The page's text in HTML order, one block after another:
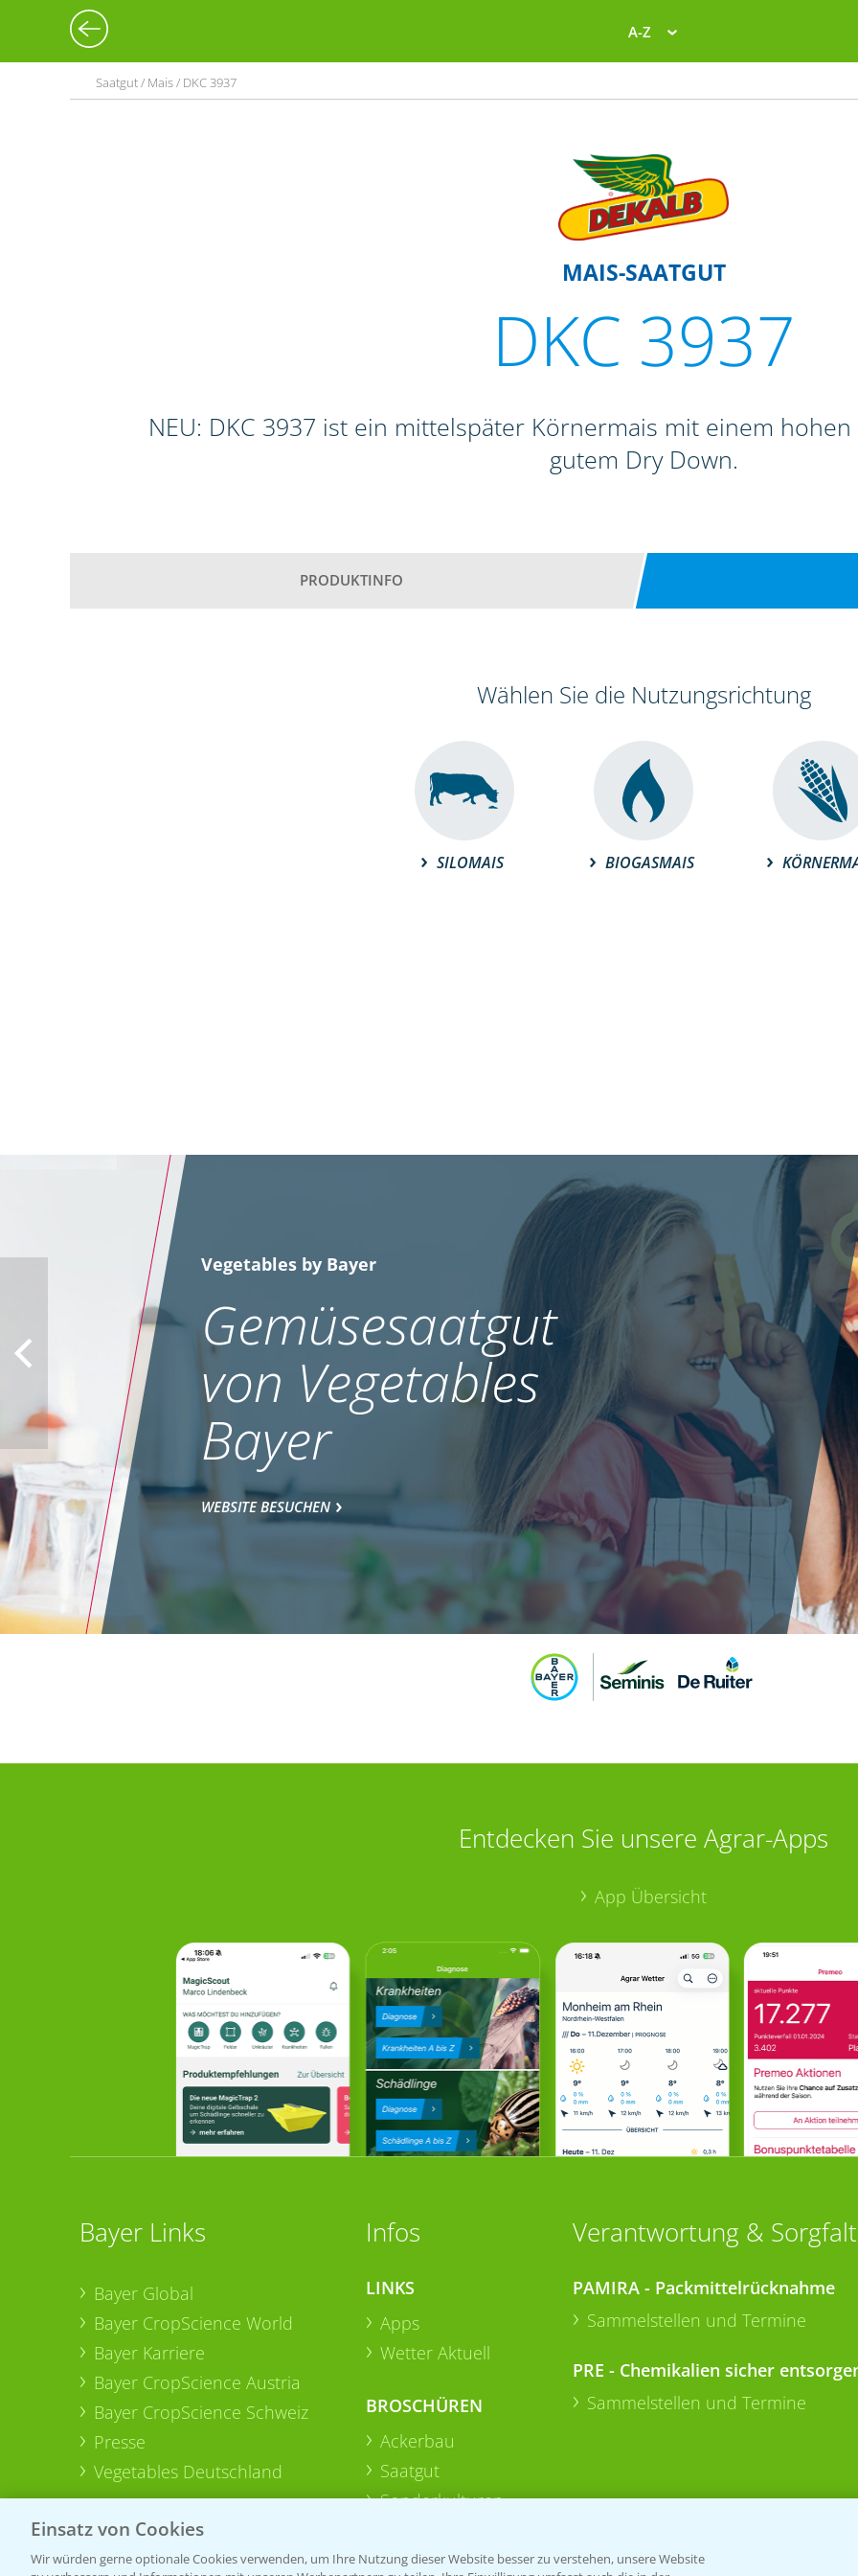
A-Z
Saatgut / Mais / DKC 3937
MAIS-SAATGUT
DKC 3937
NEU: DKC 3937 ist ein mittelspäter Körnermais mit einem
gutem Dry Down.
PRODUKTINFO
Wählen Sie die Nutzungsrichtung
SILOMAIS BIOGASMAIS
Vegetables by Bayer
Gemüsesaatgut
von Vegetables
Bayer
WEBSITE BESUCHEN
Entdecken Sie unsere Agrar-Apps
App Übersicht
Bayer Links
Bayer Global
Bayer CropScience World
Bayer Karriere
Bayer CropScience Austria
Bayer CropScience Schweiz
Presse
Vegetables Deutschland
Infos
LINKS
Apps
Wetter Aktuell
BROSCHÜREN
Ackerbau
Saatgut
Sonderkulturen
Verantwortung & Sorgfalt
PAMIRA - Packmittelrücknahme
Sammelstellen und Termine
PRE - Chemikalien sicher
Sammelstellen und Termine
Einsatz von Cookies
Wir würden gerne optionale Cookies verwenden, um Ihre Nutzung dieser Website besser zu verstehen, unsere Website